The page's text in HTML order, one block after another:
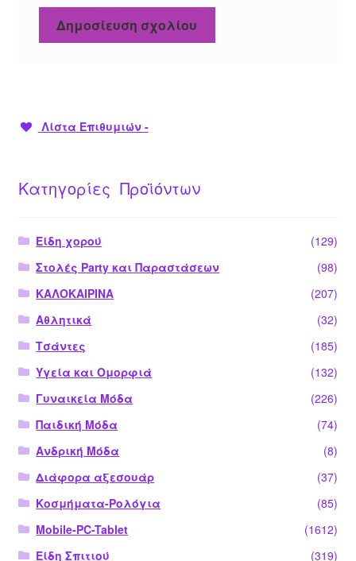
Λίστα Επιθυμιών -
Κατηγορίες Προϊόντων
Είδη χορού
(129)
Στολές Party και Παραστάσεων
(98)
ΚΑΛΟΚΑΙΡΙΝΑ
(207)
Αθλητικά
(32)
Τσάντες
(185)
Υγεία και Ομορφιά
(132)
Γυναικεία Μόδα
(226)
Παιδική Μόδα
(74)
Ανδρική Μόδα
(8)
Διάφορα αξεσουάρ
(37)
Κοσμήματα-Ρολόγια
(85)
Mobile-PC-Tablet
(1612)
Είδη Σπιτιού
(319)